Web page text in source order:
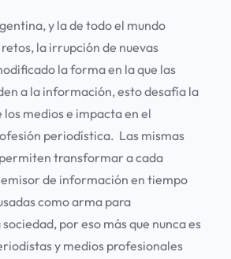
y la de todo el mundo
la irrupción de nuevas
la forma en la que las
a la información, esto desafía la
medios e impacta en el
periodística. Las mismas
transformar a cada
de información en tiempo
como arma para
por eso más que nunca es
y medios profesionales